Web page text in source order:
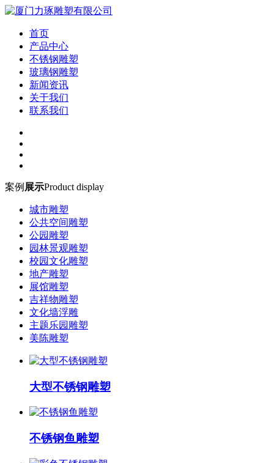
首页
产品中心
不锈钢雕塑
玻璃钢雕塑
新闻资讯
关于我们
联系我们
案例 展示Product display
城市雕塑
公共空间雕塑
公园雕塑
园林景观雕塑
校园文化雕塑
地产雕塑
展馆雕塑
吉祥物雕塑
文化墙浮雕
主题乐园雕塑
美陈雕塑
大型不锈钢雕塑
不锈钢鱼雕塑